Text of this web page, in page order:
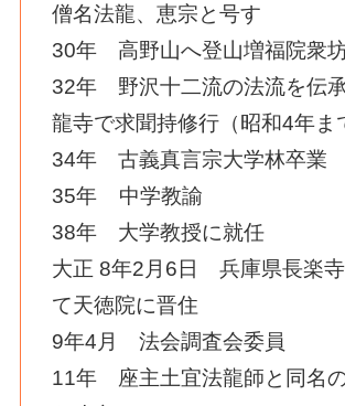
僧名法龍、恵宗と号す
30年 高野山へ登山増福院衆
32年 野沢十二流の法流を伝
龍寺で求聞持修行（昭和4年ま
34年 古義真言宗大学林卒業
35年 中学教諭
38年 大学教授に就任
大正 8年2月6日 兵庫県長楽寺
て天徳院に晋住
9年4月 法会調査会委員
11年 座主土宜法龍師と同名